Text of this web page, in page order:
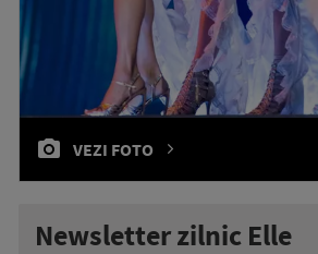
VEZI FOTO
Newsletter zilnic Elle